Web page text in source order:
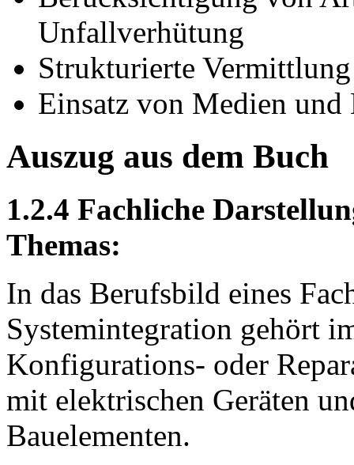
Unfallverhütung
Strukturierte
Einsatz von Medien
Auszug aus dem Buch
1.2.4 Fachliche
Themas:
In das Berufsbild eines
Systemintegration gehört
Konfigurations- oder
mit elektrischen Geräten
Bauelementen.